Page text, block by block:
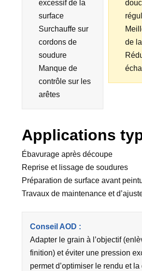
excessif de la
surface
Surchauffe sur
cordons de
soudure
Manque de
contrôle sur les
arêtes
de
Applications
Ébavurage après découpe
Reprise et lissage de soudures
Préparation de surface avant
Travaux de maintenance et
Conseil AOD :
Adapter le grain à l’objectif
finition) et éviter une pression
permet d’optimiser le rendu et